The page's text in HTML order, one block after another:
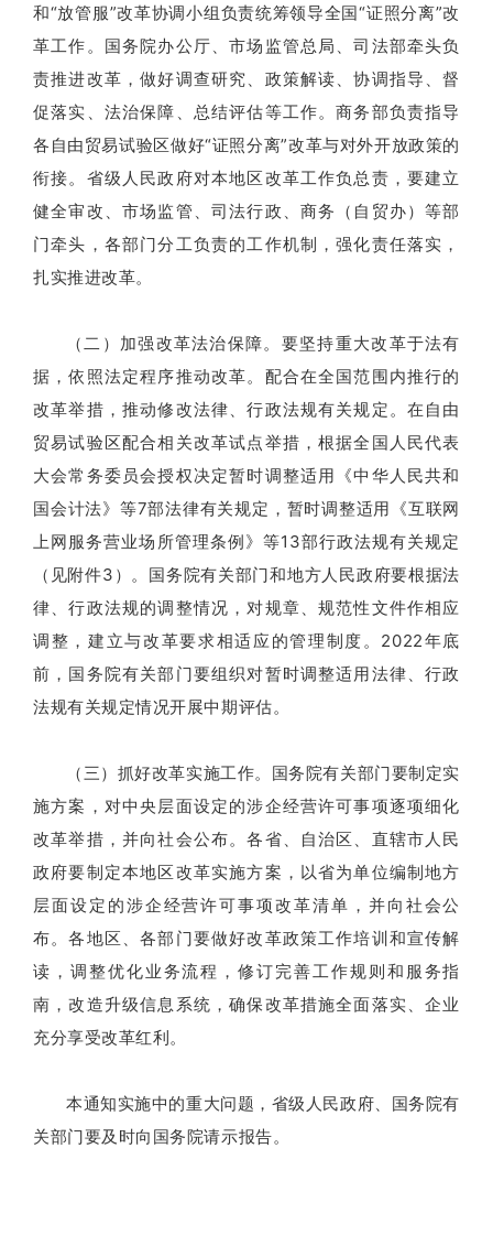
和“放管服”改革协调小组负责统筹领导全国“证照分离”改
革工作。国务院办公厅、市场监管总局、司法部牵头负
责推进改革，做好调查研究、政策解读、协调指导、督
促落实、法治保障、总结评估等工作。商务部负责指导
各自由贸易试验区做好“证照分离”改革与对外开放政策的
衔接。省级人民政府对本地区改革工作负总责，要建立
健全审改、市场监管、司法行政、商务（自贸办）等部
门牵头，各部门分工负责的工作机制，强化责任落实，
扎实推进改革。
（二）加强改革法治保障。要坚持重大改革于法有
据，依照法定程序推动改革。配合在全国范围内推行的
改革举措，推动修改法律、行政法规有关规定。在自由
贸易试验区配合相关改革试点举措，根据全国人民代表
大会常务委员会授权决定暂时调整适用《中华人民共和
国会计法》等7部法律有关规定，暂时调整适用《互联网
上网服务营业场所管理条例》等13部行政法规有关规定
（见附件3）。国务院有关部门和地方人民政府要根据法
律、行政法规的调整情况，对规章、规范性文件作相应
调整，建立与改革要求相适应的管理制度。2022年底
前，国务院有关部门要组织对暂时调整适用法律、行政
法规有关规定情况开展中期评估。
（三）抓好改革实施工作。国务院有关部门要制定实
施方案，对中央层面设定的涉企经营许可事项逐项细化
改革举措，并向社会公布。各省、自治区、直辖市人民
政府要制定本地区改革实施方案，以省为单位编制地方
层面设定的涉企经营许可事项改革清单，并向社会公
布。各地区、各部门要做好改革政策工作培训和宣传解
读，调整优化业务流程，修订完善工作规则和服务指
南，改造升级信息系统，确保改革措施全面落实、企业
充分享受改革红利。
本通知实施中的重大问题，省级人民政府、国务院有
关部门要及时向国务院请示报告。